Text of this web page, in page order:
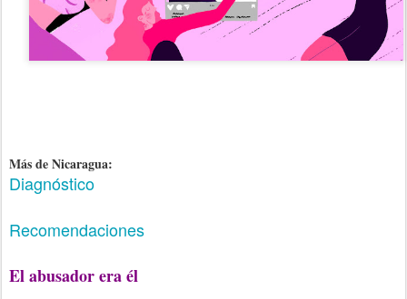
Más de Nicaragua:
Diagnóstico
Recomendaciones
El abusador era él